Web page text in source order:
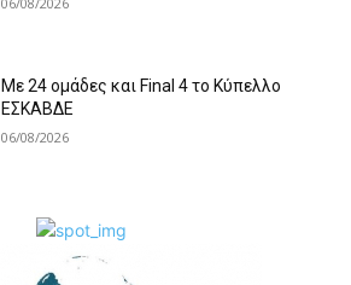
Με 24 ομάδες και Final 4 το Κύπελλο
ΕΣΚΑΒΔΕ
06/08/2026